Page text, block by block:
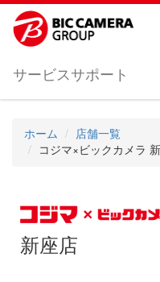
サービスサポート
ホーム
店舗一覧
コジマ×ビックカメラ 新
新座店